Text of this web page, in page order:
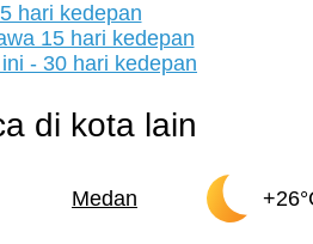
hari kedepan
15 hari kedepan
- 30 hari kedepan
di kota lain
Medan